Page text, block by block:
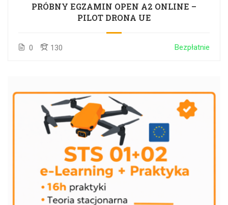
PRÓBNY EGZAMIN OPEN A2 ONLINE –
PILOT DRONA UE
0 130 Bezpłatnie